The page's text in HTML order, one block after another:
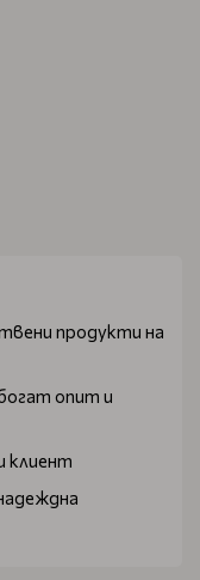
продукти на
опит и
клиент